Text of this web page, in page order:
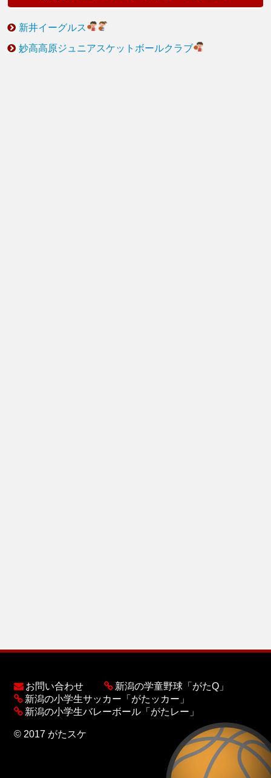
新井イーグルス
妙高高原ジュニアスケットボールクラブ
お問い合わせ
新潟の学童野球「がたQ」
新潟の小学生サッカー「がたッカー」
新潟の小学生バレーボール「がたレー」
© 2017 がたスケ